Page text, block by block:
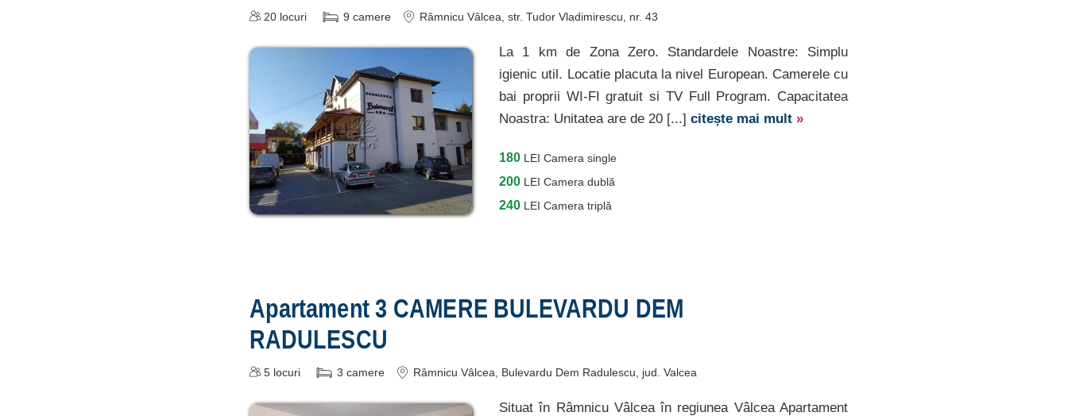
20 locuri 9 camere Râmnicu Vâlcea , str. Tudor Vladimirescu, nr. 43
La 1 km de Zona Zero. Standardele Noastre: Simplu
igienic util. Locatie placuta la nivel European. Camerele cu
bai proprii WI-FI gratuit si TV Full Program. Capacitatea
Noastra: Unitatea are de 20 [...] citește mai mult »
180 LEI Camera single
200 LEI Camera dublă
240 LEI Camera triplă
Apartament 3 CAMERE BULEVARDU DEM
RADULESCU
5 locuri 3 camere Râmnicu Vâlcea , Bulevardu Dem Radulescu , jud. Valcea
Situat în Râmnicu Vâlcea în regiunea Vâlcea Apartament